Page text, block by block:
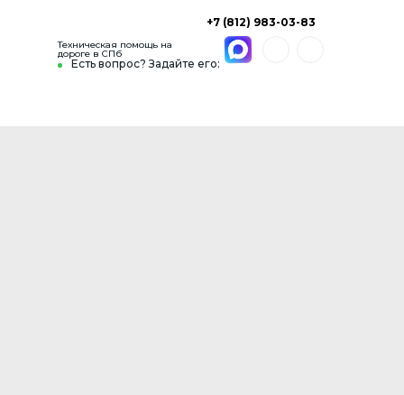
Есть вопрос? Задайте его:
+7 (812) 983-03-83
Техническая помощь на
дороге в СПб